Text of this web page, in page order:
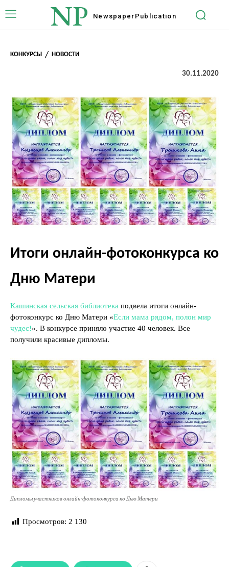
NP Newspaper Publication
КОНКУРСЫ НОВОСТИ
30.11.2020
Итоги онлайн-фотоконкурса ко
Дню Матери
Кашинская сельская библиотека подвела итоги онлайн-
фотоконкурс ко Дню Матери «Если мама рядом, полон мир
чудес!». В конкурсе приняло участие 40 человек. Все
получили красивые дипломы.
Дипломы участников онлайн-фотоконкурса ко Дню Матери
Просмотров: 2 130